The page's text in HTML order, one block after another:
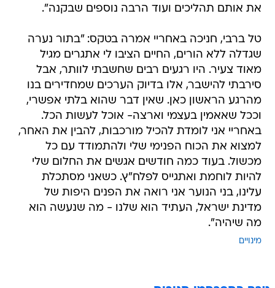
את אותם תהליכים ועוד הרבה נוספים שבקנה".
טל ברבי, חניכה באחריי אמרה בטקס: "בתור נערה
שגדלה ללא הורים, החיים הציבו לי אתגרים מגיל
מאוד צעיר. היו רגעים רבים שחשבתי לוותר, אבל
סירבתי להישבר, אלו בדיוק הערכים שמחדירים בנו
מהרגע הראשון כאן. שאין דבר שהוא בלתי אפשרי,
וככל שאאמין בעצמי וארצה- אוכל לעשות הכל.
באחריי אני לומדת להכיל מורכבות, להבין את האחר,
למצוא את הכוח הפנימי שלי ולהתמודד עם כל
מכשול. בעוד כמה חודשים אגשים את החלום שלי
להיות לוחמת ואתגייס לפלח"ץ. כשאני מסתכלת
עלינו, בני הנוער אני רואה את הפנים היפות של
מדינת ישראל, העתיד הוא שלנו - מה שנעשה הוא
מה שיהיה".
מינויים